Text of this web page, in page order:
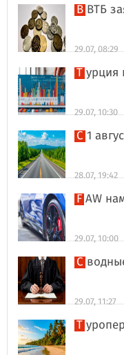
В ВТБ
29.07, 08:29
29.07, 10:30
С 1
28.07, 19:42
FAW
29.07, 10:00
29.07, 11:27